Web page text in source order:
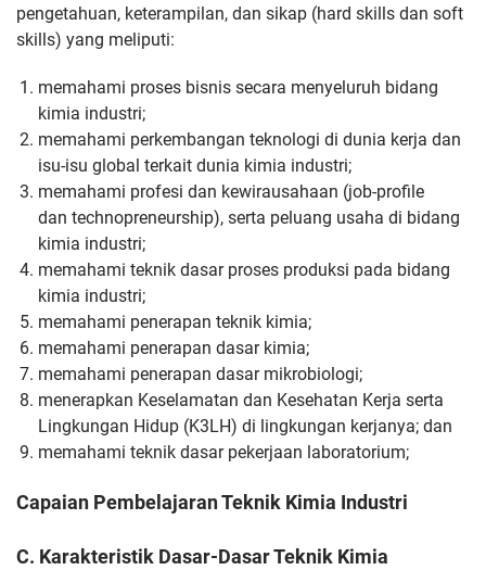
pengetahuan, keterampilan, dan sikap (hard skills dan soft
skills) yang meliputi:
memahami proses bisnis secara menyeluruh bidang
kimia industri;
memahami perkembangan teknologi di dunia kerja dan
isu-isu global terkait dunia kimia industri;
memahami profesi dan kewirausahaan (job-profile
dan technopreneurship), serta peluang usaha di bidang
kimia industri;
memahami teknik dasar proses produksi pada bidang
kimia industri;
memahami penerapan teknik kimia;
memahami penerapan dasar kimia;
memahami penerapan dasar mikrobiologi;
menerapkan Keselamatan dan Kesehatan Kerja serta
Lingkungan Hidup (K3LH) di lingkungan kerjanya; dan
memahami teknik dasar pekerjaan laboratorium;
Capaian Pembelajaran Teknik Kimia Industri
C. Karakteristik Dasar-Dasar Teknik Kimia